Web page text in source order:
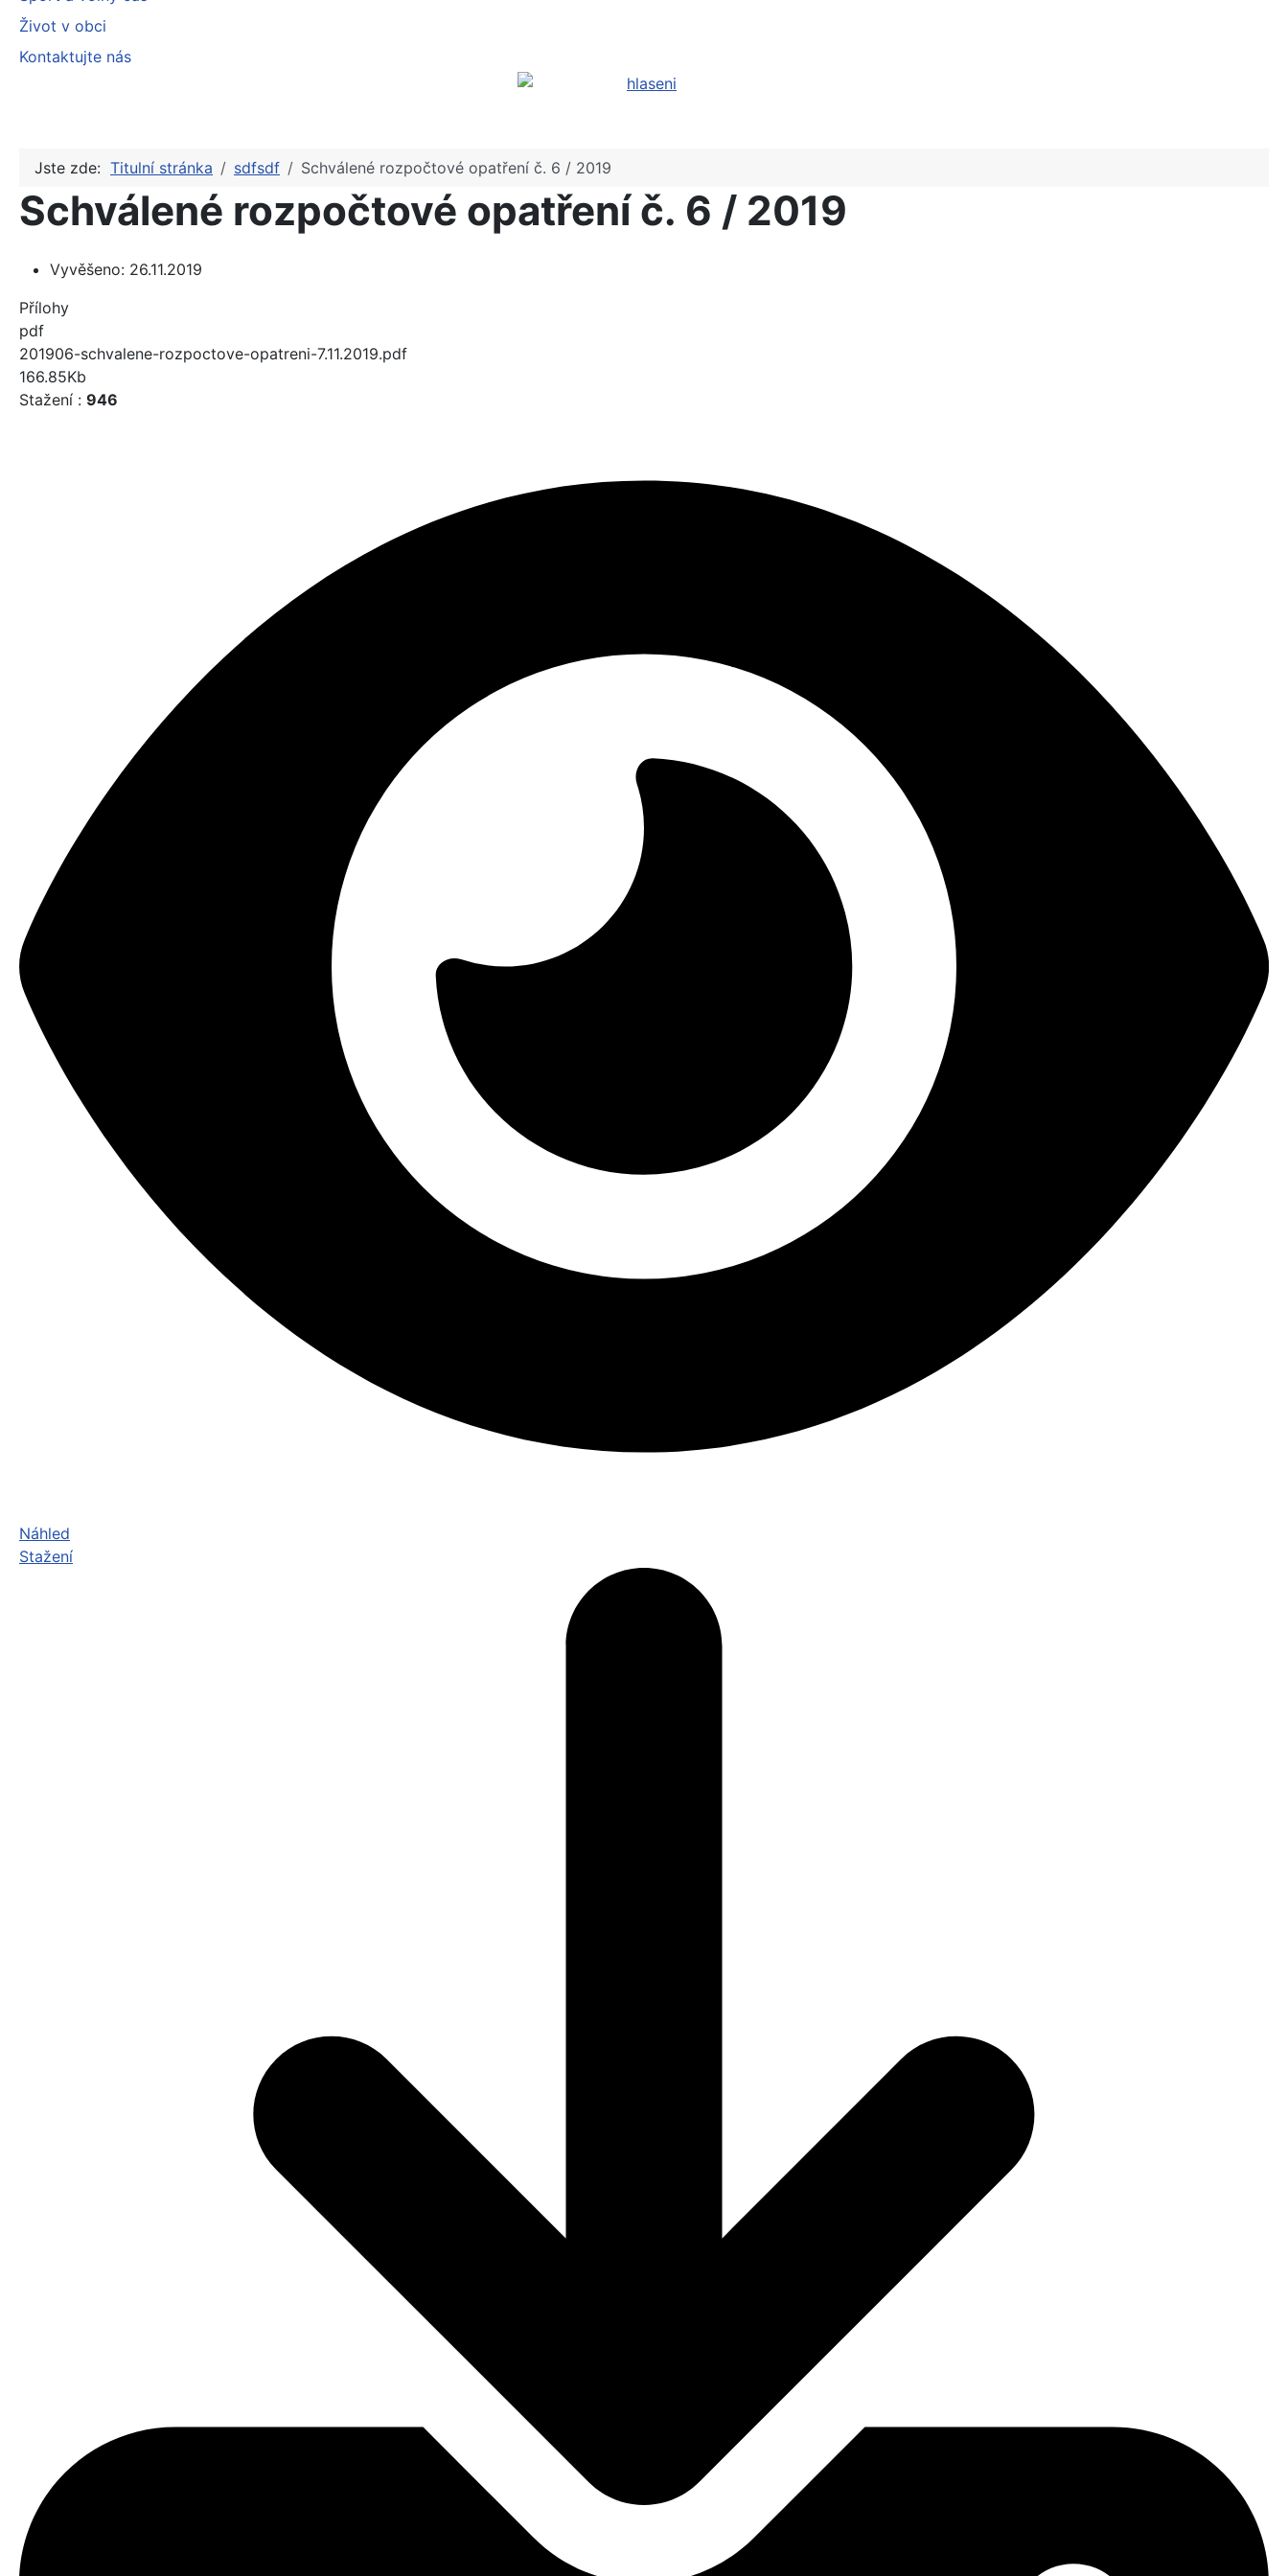
Život v obci
Kontaktujte nás
Jste zde: Titulní stránka sdfsdf Schválené rozpočtové opatření č. 6 / 2019
Schválené rozpočtové opatření č. 6 / 2019
Vyvěšeno: 26.11.2019
Přílohy
pdf
201906-schvalene-rozpoctove-opatreni-7.11.2019.pdf
166.85Kb
Stažení : 946
Náhled
Stažení